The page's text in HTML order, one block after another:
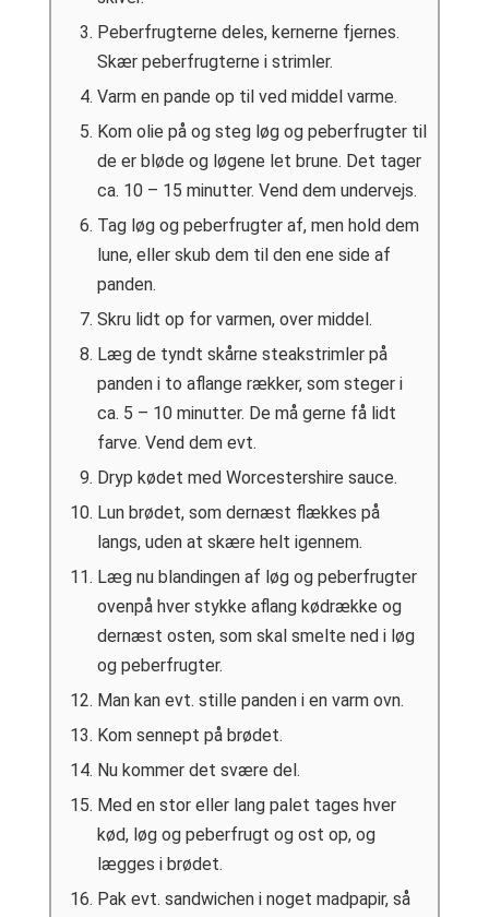
Peberfrugterne deles, kernerne fjernes.
Skær peberfrugterne i strimler.
Varm en pande op til ved middel varme.
Kom olie på og steg løg og peberfrugter til
de er bløde og løgene let brune. Det tager
ca. 10 – 15 minutter. Vend dem undervejs.
Tag løg og peberfrugter af, men hold dem
lune, eller skub dem til den ene side af
panden.
Skru lidt op for varmen, over middel.
Læg de tyndt skårne steakstrimler på
panden i to aflange rækker, som steger i
ca. 5 – 10 minutter. De må gerne få lidt
farve. Vend dem evt.
Dryp kødet med Worcestershire sauce.
Lun brødet, som dernæst flækkes på
langs, uden at skære helt igennem.
Læg nu blandingen af løg og peberfrugter
ovenpå hver stykke aflang kødrække og
dernæst osten, som skal smelte ned i løg
og peberfrugter.
Man kan evt. stille panden i en varm ovn.
Kom sennept på brødet.
Nu kommer det svære del.
Med en stor eller lang palet tages hver
kød, løg og peberfrugt og ost op, og
lægges i brødet.
Pak evt. sandwichen i noget madpapir, så